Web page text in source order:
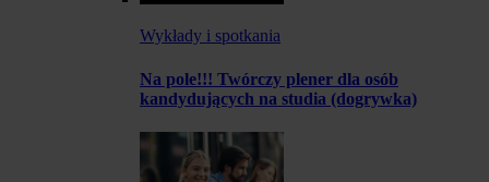
Wykłady i spotkania
Na pole!!! Twórczy plener dla osób
kandydujących na studia (dogrywka)